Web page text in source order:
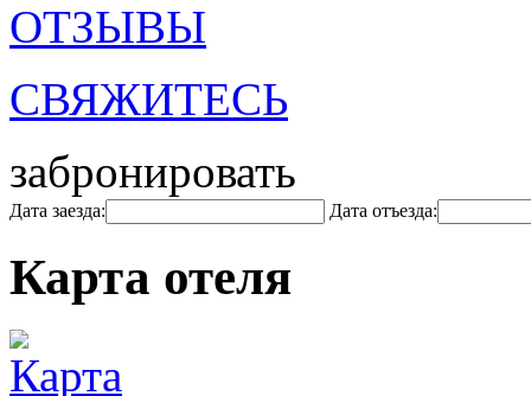
ОТЗЫВЫ
СВЯЖИТЕСЬ
забронировать
Дата заезда: Дата отъезда:
Карта отеля